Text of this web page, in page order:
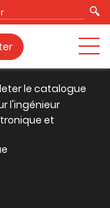
le catalogue
l'ingénieur
et